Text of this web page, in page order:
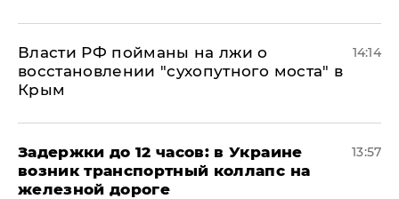
Власти РФ пойманы на лжи о
восстановлении "сухопутного моста" в
Крым
14:14
Задержки до 12 часов: в Украине
возник транспортный коллапс на
железной дороге
13:57